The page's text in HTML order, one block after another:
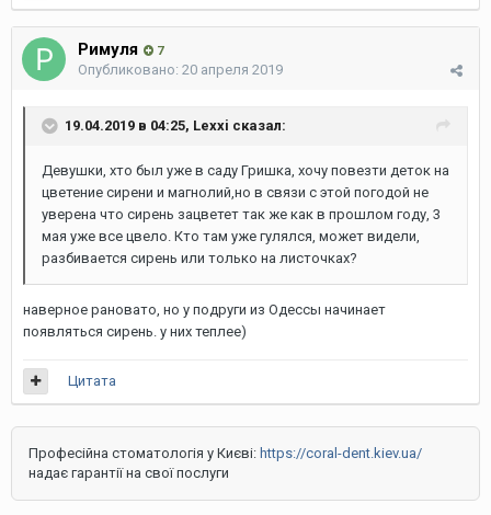
Римуля 7
Опубликовано: 20 апреля 2019
19.04.2019 в 04:25, Lexxi сказал:
Девушки, хто был уже в саду Гришка, хочу повезти деток на
цветение сирени и магнолий,но в связи с этой погодой не
уверена что сирень зацветет так же как в прошлом году, 3
мая уже все цвело. Кто там уже гулялся, может видели,
разбивается сирень или только на листочках?
наверное рановато, но у подруги из Одессы начинает
появляться сирень. у них теплее)
Цитата
Професійна стоматологія у Києві: https://coral-dent.kiev.ua/
надає гарантії на свої послуги